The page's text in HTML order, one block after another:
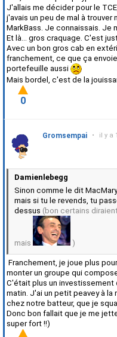
J'allais me décider pour le
j'avais un peu de mal à trouver
MarkBass. Je connaissais. Je
Et là... gros craquage. C'est
Avec un bon gros cab en
franchement, ce que ça
portefeuille aussi
Mais bordel, c'est de la
0
Gromsempai • il y a
Damienlebegg
Sinon comme le dit
mais si tu le revends, tu
dessus (bon certains
mais )
Franchement, je joue plus
monter un groupe qui
C'était plus un
matin. J'ai un petit peavey à la
chez notre batteur, que je
Donc bon fallait que je me
super fort !!)